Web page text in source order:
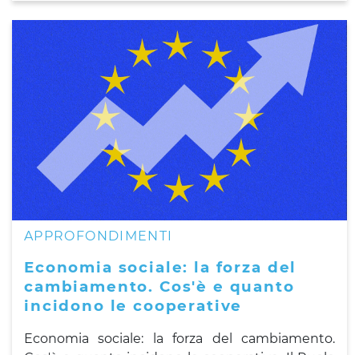
APPROFONDIMENTI
Economia sociale: la forza del
cambiamento. Cos'è e quanto
incidono le cooperative
Economia sociale: la forza del cambiamento.